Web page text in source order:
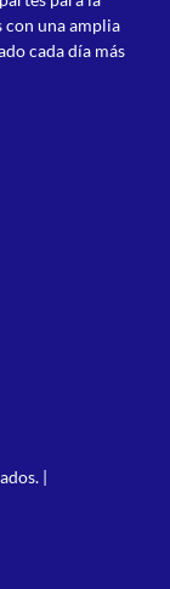
una amplia
cada día más
|